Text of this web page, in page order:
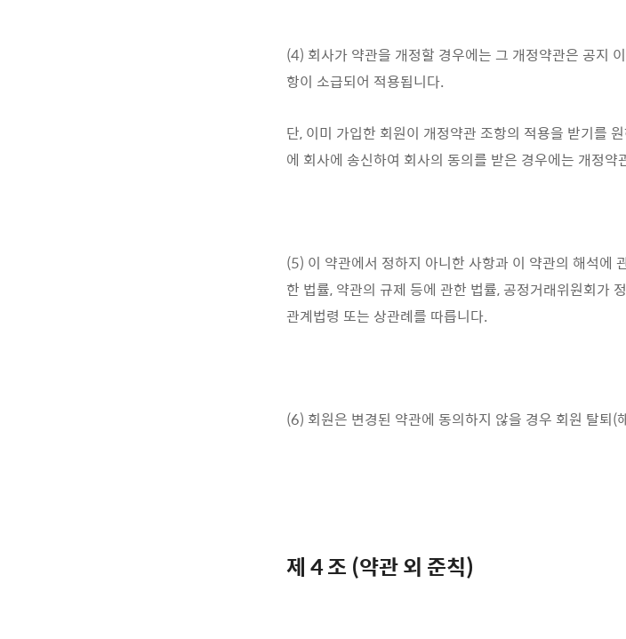
(4) 회사가 약관을 개정할 경우에는 그 개정약관은 공지
항이 소급되어 적용됩니다.
단, 이미 가입한 회원이 개정약관 조항의 적용을 받기를
에 회사에 송신하여 회사의 동의를 받은 경우에는 개정약
(5) 이 약관에서 정하지 아니한 사항과 이 약관의 해석에
한 법률, 약관의 규제 등에 관한 법률, 공정거래위원회가
관계법령 또는 상관례를 따릅니다.
(6) 회원은 변경된 약관에 동의하지 않을 경우 회원 탈퇴(
제 4 조 (약관 외 준칙)